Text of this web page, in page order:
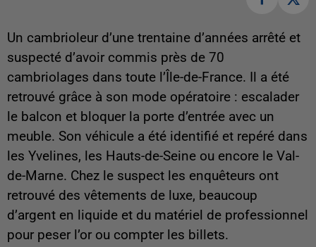
Un cambrioleur d’une trentaine d’années arrêté et
suspecté d’avoir commis près de 70
cambriolages dans toute l’Île-de-France. Il a été
retrouvé grâce à son mode opératoire : escalader
le balcon et bloquer la porte d’entrée avec un
meuble. Son véhicule a été identifié et repéré dans
les Yvelines, les Hauts-de-Seine ou encore le Val-
de-Marne. Chez le suspect les enquêteurs ont
retrouvé des vêtements de luxe, beaucoup
d’argent en liquide et du matériel de professionnel
pour peser l’or ou compter les billets.